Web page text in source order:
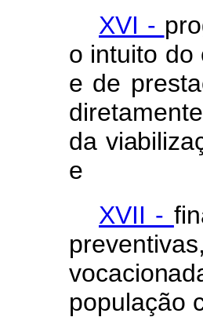
XVI -
o intuito do
e de
diretamente
da
e
XVII -
população